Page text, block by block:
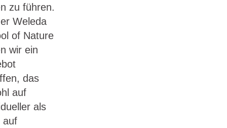
zu führen.
Weleda
of Nature
wir ein
das
auf
als
auf